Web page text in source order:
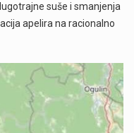
suše i smanjenja
apelira na racionalno